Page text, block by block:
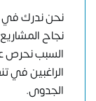
نحن ندرك في
نجاح
السبب نحرص
الراغبين في
الجدوى.